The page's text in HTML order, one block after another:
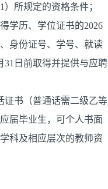
所规定的资格条件；
学历、学位证书的2026
身份证号、学号、就读
31日前取得并提供与应聘
证书（普通话需二级乙等
届毕业生，可个人书面
科及相应层次的教师资